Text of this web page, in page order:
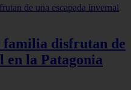
familia disfrutan de
en la Patagonia